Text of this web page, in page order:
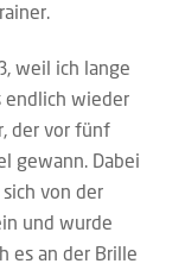
weil ich lange
endlich wieder
der vor fünf
gewann. Dabei
von der
und wurde
es an der Brille